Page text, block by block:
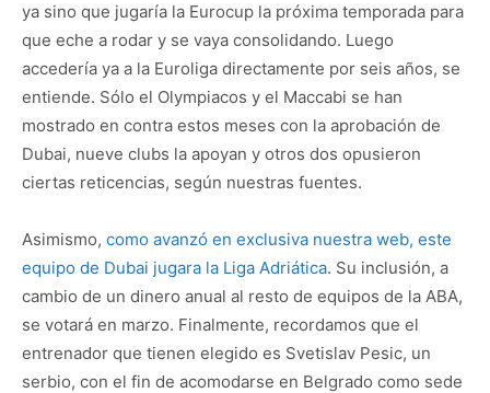
ya sino que jugaría la Eurocup la próxima temporada para
que eche a rodar y se vaya consolidando. Luego
accedería ya a la Euroliga directamente por seis años, se
entiende. Sólo el Olympiacos y el Maccabi se han
mostrado en contra estos meses con la aprobación de
Dubai, nueve clubs la apoyan y otros dos opusieron
ciertas reticencias, según nuestras fuentes.
Asimismo, como avanzó en exclusiva nuestra web, este
equipo de Dubai jugara la Liga Adriática. Su inclusión, a
cambio de un dinero anual al resto de equipos de la ABA,
se votará en marzo. Finalmente, recordamos que el
entrenador que tienen elegido es Svetislav Pesic, un
serbio, con el fin de acomodarse en Belgrado como sede